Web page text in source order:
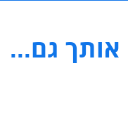
אותך גם...